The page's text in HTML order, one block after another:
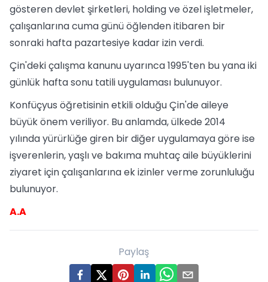
gösteren devlet şirketleri, holding ve özel işletmeler,
çalışanlarına cuma günü öğlenden itibaren bir
sonraki hafta pazartesiye kadar izin verdi.
Çin'deki çalışma kanunu uyarınca 1995'ten bu yana iki
günlük hafta sonu tatili uygulaması bulunuyor.
Konfüçyus öğretisinin etkili olduğu Çin'de aileye
büyük önem veriliyor. Bu anlamda, ülkede 2014
yılında yürürlüğe giren bir diğer uygulamaya göre ise
işverenlerin, yaşlı ve bakıma muhtaç aile büyüklerini
ziyaret için çalışanlarına ek izinler verme zorunluluğu
bulunuyor.
A.A
Paylaş